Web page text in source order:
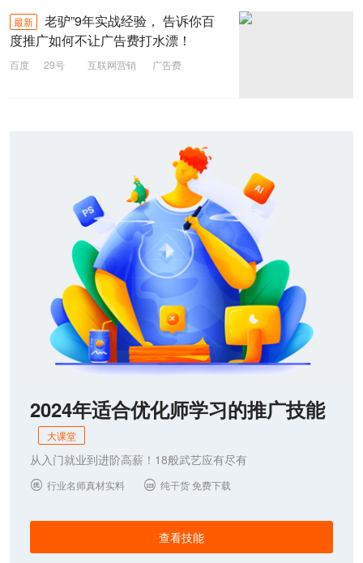
最新
老驴”9年实战经验， 告诉你百
度推广如何不让广告费打水漂！
百度 29号 互联网营销
广告费
2024年适合优化师学习的推广技能
大课堂
从入门就业到进阶高薪！18般武艺应有尽有
 行业名师真材实料  纯干货 免费下载
查看技能